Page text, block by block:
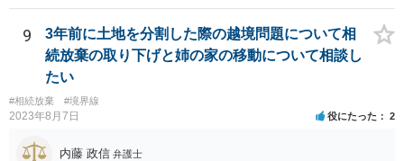
取った」ということについて説明を求める旨を記載した通知書を送り
付けるとともに、行政にも相談するのがよろしいかと存じます。 ま
た、相談者様が弁護士に依頼することで、相手方との交渉は全て弁護
士に任せることができ、相手方と話さなければならないという精神的
なご負担をなくすこともできます。 相手方に恐怖を感じ、ご自身で話
し合いを行うことができそうにないようでしたら、一度弁護士に依頼
れば幸いです。
います。 弁護士には，不当要求の拒絶ということで依頼すれば良いと
思います。不当要求には「落としどころ」は存在しません。明確に要
求を拒絶し，不満なら裁判所で解決するように伝えるべきです（不当
要求してくる相手は，実際に裁判所に訴えることは少ないですが）
9
3年前に土地を分割した際の越境問題について相
続放棄の取り下げと姉の家の移動について相談し
たい
#相続放棄 #境界線
2023年8月7日 役にたった 2
内藤 政信 弁護士